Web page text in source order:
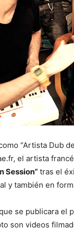
“Artista Dub
el artista
Session” tras el
y también en
se publicara el
son videos